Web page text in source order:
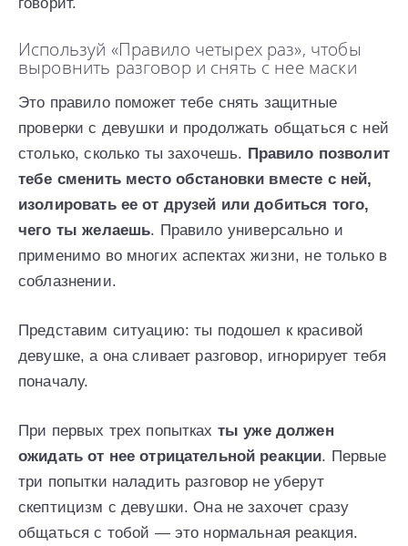
Используй «Правило четырех раз», чтобы
выровнить разговор и снять с нее маски
Это правило поможет тебе снять защитные
проверки с девушки и продолжать общаться с ней
столько, сколько ты захочешь. Правило позволит
тебе сменить место обстановки вместе с ней,
изолировать ее от друзей или добиться того,
чего ты желаешь. Правило универсально и
применимо во многих аспектах жизни, не только в
соблазнении.
Представим ситуацию: ты подошел к красивой
девушке, а она сливает разговор, игнорирует тебя
поначалу.
При первых трех попытках ты уже должен
ожидать от нее отрицательной реакции. Первые
три попытки наладить разговор не уберут
скептицизм с девушки. Она не захочет сразу
общаться с тобой — это нормальная реакция.